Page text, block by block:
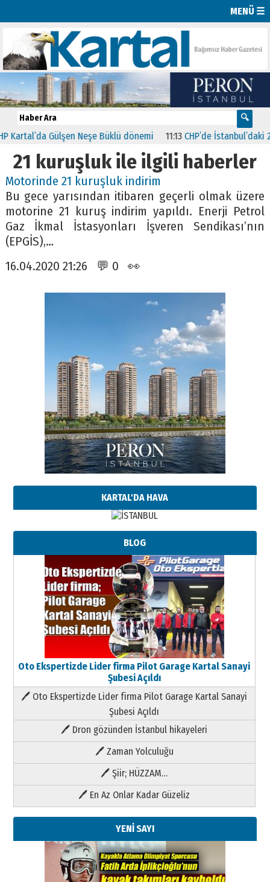
MENÜ ☰
Gülşen Neşe Büklü dönemi 11:13 CHP’de İstanbul’daki
21 kuruşluk ile ilgili haberler
Motorinde 21 kuruşluk indirim
Bu gece yarısından itibaren geçerli olmak üzere
motorine 21 kuruş indirim yapıldı. Enerji Petrol
Gaz İkmal İstasyonları İşveren Sendikası’nın
(EPGİS),…
16.04.2020 21:26 💬 0 👀
KARTAL'DA HAVA
BLOG
Oto Ekspertizde Lider firma Pilot Garage Kartal Sanayi
Şubesi Açıldı
🖊 Oto Ekspertizde Lider firma Pilot Garage Kartal Sanayi
Şubesi Açıldı
🖊 Dron gözünden İstanbul hikayeleri
🖊 Zaman Yolculuğu
🖊 Şiir; HÜZZAM…
🖊 En Az Onlar Kadar Güzeliz
YENİ SAYI